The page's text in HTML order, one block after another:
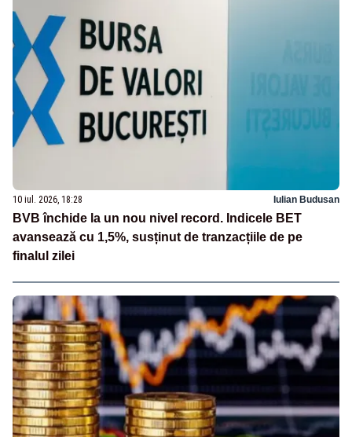
10 iul. 2026, 18:28 Iulian Budusan
BVB închide la un nou nivel record. Indicele BET
avansează cu 1,5%, susținut de tranzacțiile de pe
finalul zilei